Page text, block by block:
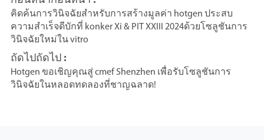
คิดค้นการวินิจฉัยสำหรับการสร้างมูลค่า hotgen ประสบ
ความสำเร็จดีบักที่ konker Xi & PIT XXIII 2024ด้วยโซลูชันการ
วินิจฉัยใหม่ใน vitro
ถัดไปถัดไป :
Hotgen ขอเชิญคุณสู่ cmef Shenzhen เพื่อรับโซลูชันการ
วินิจฉัยในหลอดทดลองที่ชาญฉลาด!